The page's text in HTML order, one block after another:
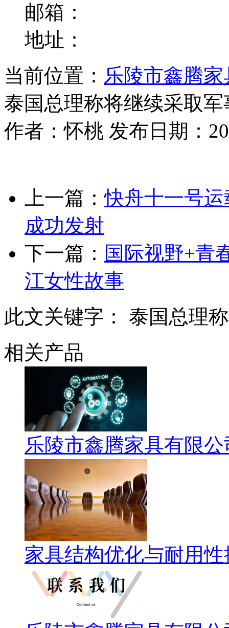
邮箱：
地址：
当前位置： 乐陵市鑫腾
泰国总理称将继续采取军
作者：怀桃 发布日期：
上一篇：快舟十一号
成功发射
下一篇： 国际视野+青
江女性故事
此文关键字：
泰国总理
相关产品
乐陵市鑫腾家具有限公
家具结构优化与耐用性